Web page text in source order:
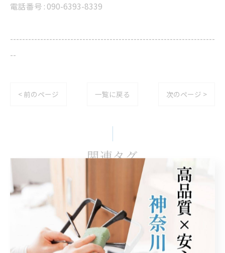
電話番号 : 090-6393-8339
--------------------------------------------------------------------
--
< 前のページ 一覧に戻る 次のページ >
関連タグ
#ハウスダスト #エアコンクリーニング
#カビ #アレルギー #神奈川 #平塚市
#茅ヶ崎市 #伊勢原市 #藤沢市 #厚木市